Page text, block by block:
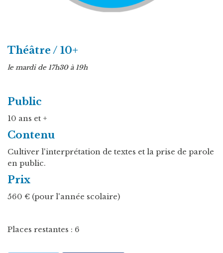
Théâtre / 10+
le mardi de 17h30 à 19h
Public
10 ans et +
Contenu
Cultiver l'interprétation de textes et la prise de parole
en public.
Prix
560 € (pour l'année scolaire)
Places restantes : 6